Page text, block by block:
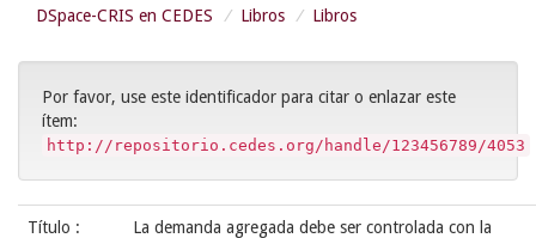
DSpace-CRIS en CEDES Libros Libros
Por favor, use este identificador para citar o enlazar este
ítem:
http://repositorio.cedes.org/handle/123456789/4053
Título :
La demanda agregada debe ser controlada con la